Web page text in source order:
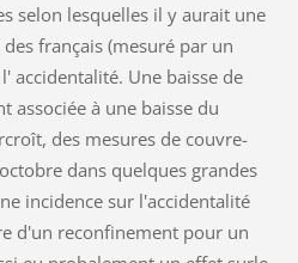
selon lesquelles il y aurait une
français (mesuré par un
accidentalité. Une baisse de
associée à une baisse du
des mesures de couvre-
dans quelques grandes
incidence sur l'accidentalité
d'un reconfinement pour un